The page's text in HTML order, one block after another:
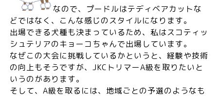
なので、プードルはテディベアカットな
どではなく、こんな感じのスタイルになります。
出場できる犬種も決まっているため、私はスコティッ
シュテリアのキョーコちゃんで出場しています。
なぜこの大会に挑戦しているかというと、経験や技術
の向上もそうですが、JKCトリマーA級を取りたいと
いうのがあります。
そして、A級を取るには、地域ごとの予選のようなも